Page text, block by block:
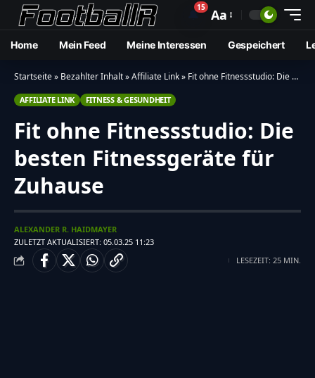
🔔15 Aa
Home Mein Feed Meine Interessen Gespeichert
Startseite» Bezahlter Inhalt»Affiliate Link» Fit ohne Fitnessstudio: Die besten Fitnessgeräte für Zuhause
AFFILIATE LINK FITNESS & GESUNDHEIT
Fit ohne Fitnessstudio: Die
besten Fitnessgeräte für
Zuhause
ZULETZT AKTUALISIERT: 05.03.25 11:23
ALEXANDER R. HAIDMAYER
LESEZEIT: 25 MIN.